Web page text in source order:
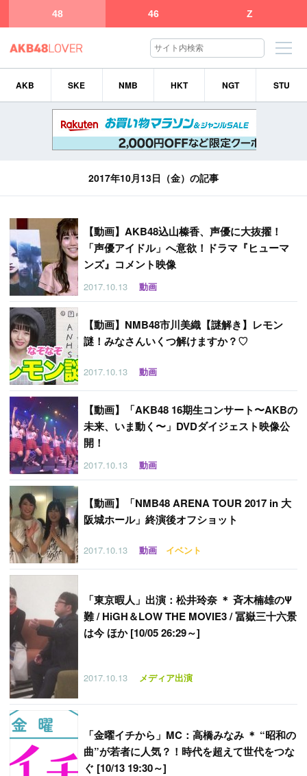
48 46 Z
AKB SKE NMB HKT NGT STU
2017年10月13日（金）の記事
【動画】AKB48込山榛香、声優に大抜擢！
「声優アイドル」へ意欲！ドラマ『ヒューマ
ンズ』コメント映像
2017.10.13 動画
【動画】NMB48市川美織【謎解き】レモン
謎！みなさんいくつ解けますか？♡
2017.10.13 動画
【動画】「AKB48 16期生コンサート〜AKBの
未来、いま動く〜」DVDダイジェスト映像公
開！
2017.10.13 動画
【動画】「NMB48 ARENA TOUR 2017 in 大
阪城ホール」終演後オフショット
2017.10.13 動画 イベント
「東京暇人」出演：松井玲奈 ＊ 斉木楠雄のΨ
難 / HiGH＆LOW THE MOVIE3 / 冨嶽三十六景
は今 ほか [10/05 26:29～]
2017.10.13 メディア出演
「金曜イチから」MC：高橋みなみ ＊ “昭和の
曲”が若者に人気？！時代を超えて世代をつな
ぐ [10/13 19:30～]